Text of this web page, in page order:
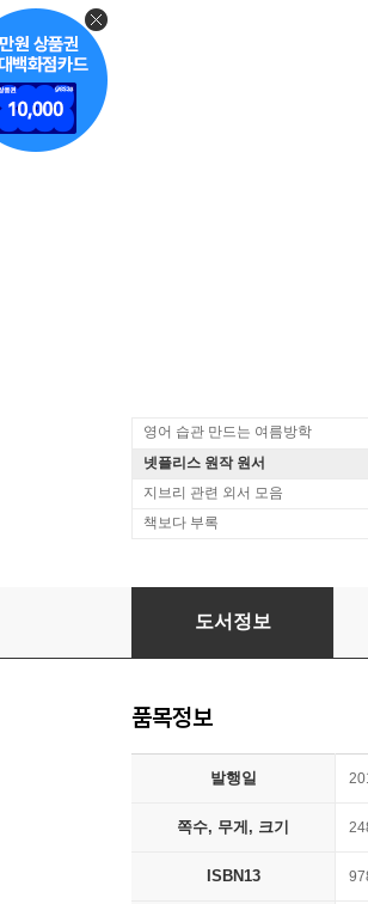
영어 습관 만드는 여름방학
넷플리스 원작 원서
지브리 관련 외서 모음
책보다 부록
The Road from Gloster Hill
도서정보
품목정보
발행일
쪽수, 무게, 크기
ISBN13